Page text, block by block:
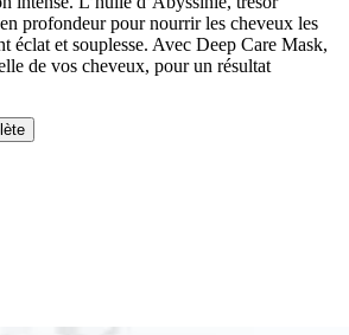
profondeur pour nourrir les cheveux les
éclat et souplesse. Avec Deep Care Mask,
de vos cheveux, pour un résultat